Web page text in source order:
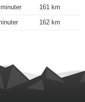
161 km
162 km